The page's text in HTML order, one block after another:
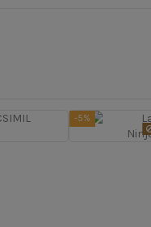
-5%